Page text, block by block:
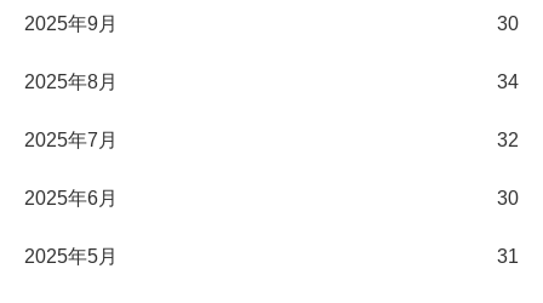
2025年9月 30
2025年8月 34
2025年7月 32
2025年6月 30
2025年5月 31